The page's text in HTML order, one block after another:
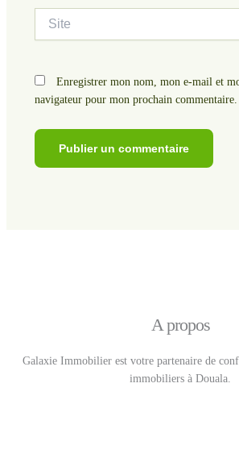
Enregistrer mon nom, mon e-mail et
navigateur pour mon prochain commentaire.
A propos
Galaxie Immobilier est votre partenaire de
immobiliers à Douala.